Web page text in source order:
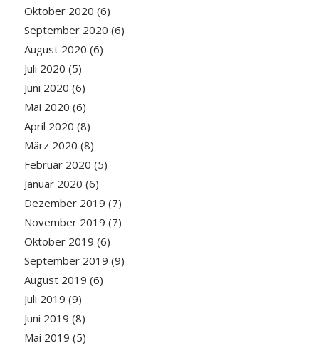
Oktober 2020 (6)
September 2020 (6)
August 2020 (6)
Juli 2020 (5)
Juni 2020 (6)
Mai 2020 (6)
April 2020 (8)
März 2020 (8)
Februar 2020 (5)
Januar 2020 (6)
Dezember 2019 (7)
November 2019 (7)
Oktober 2019 (6)
September 2019 (9)
August 2019 (6)
Juli 2019 (9)
Juni 2019 (8)
Mai 2019 (5)